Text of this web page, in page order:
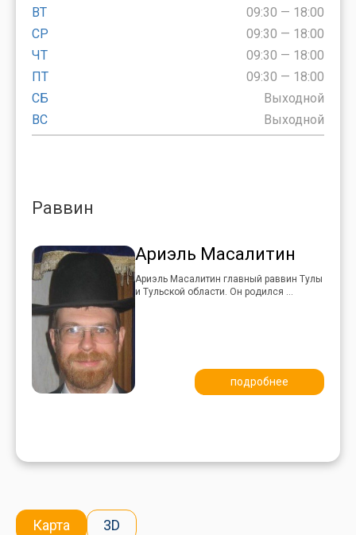
ВТ
09:30 — 18:00
СР
09:30 — 18:00
ЧТ
09:30 — 18:00
ПТ
09:30 — 18:00
СБ
Выходной
ВС
Выходной
Раввин
Ариэль Масалитин
Ариэль Масалитин главный раввин Тулы
и Тульской области. Он родился ...
подробнее
Карта 3D